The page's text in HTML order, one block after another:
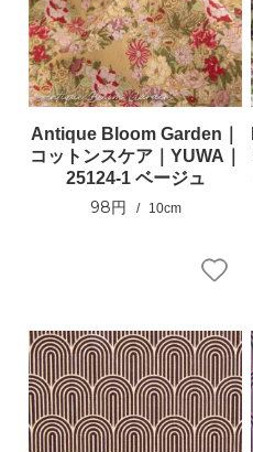
Antique Bloom Garden｜
コットンスケア｜YUWA｜
25124-1 ベージュ
98円 10cm